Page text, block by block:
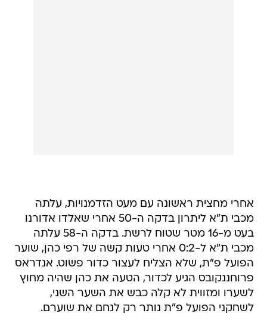
אחרי מחצית ראשונה עם מעט הזדמנויות, עלתה
מכבי ת"א ליתרון בדקה ה-50 אחרי שאלדו אדורנו
בעט מ-16 מטר שטוח לרשת. בדקה ה-58 עלתה
מכבי ת"א ל-0:2 אחרי טעות קשה של רפי כהן, שוער
הפועל פ"ת, שלא הצליח לעצור כדור פשוט. אנדראס
פרוחננקובס הגיע לכדור, הטעה את כהן שהיה מחוץ
לשערו ומזווית לא קלה כבש את השער השני,
לשחקני הפועל פ"ת נותר רק לנחם את שוערם.